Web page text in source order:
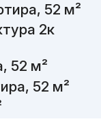
52 м²
2к
52 м²
52 м²